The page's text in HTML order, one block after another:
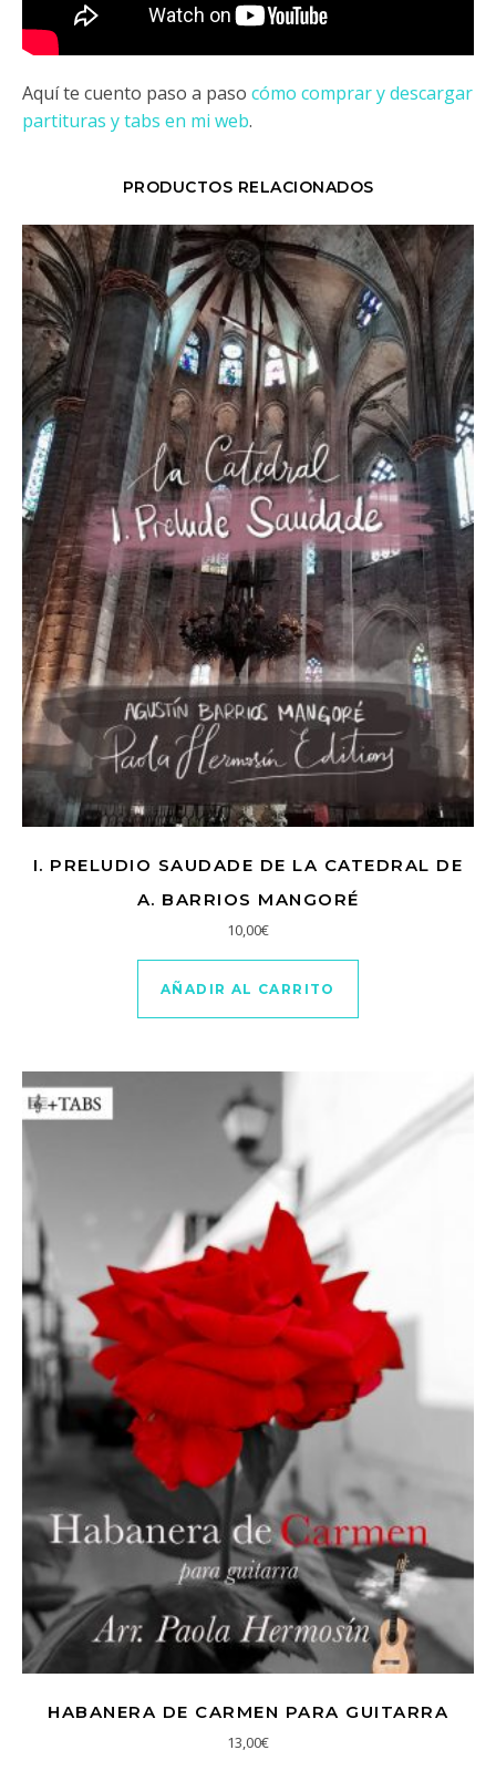
Aquí te cuento paso a paso cómo comprar y descargar
partituras y tabs en mi web.
PRODUCTOS RELACIONADOS
I. PRELUDIO SAUDADE DE LA CATEDRAL DE
A. BARRIOS MANGORÉ
10,00€
AÑADIR AL CARRITO
HABANERA DE CARMEN PARA GUITARRA
13,00€